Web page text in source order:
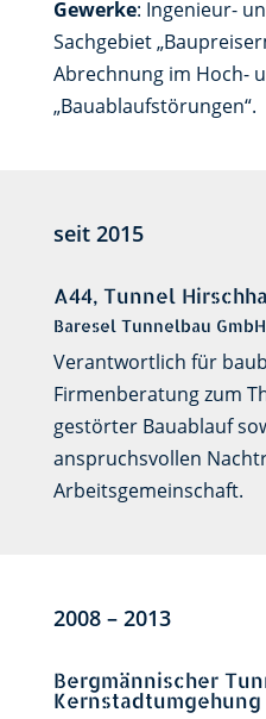
Gewerke: Ingenieur-
Sachgebiet
Abrechnung im Hoch-
„Bauablaufstörungen“.
seit 2015
A44, Tunnel
Baresel Tunnelbau GmbH
Verantwortlich für
Firmenberatung zum
gestörter Bauablauf
anspruchsvollen
Arbeitsgemeinschaft.
2008 – 2013
Bergmännischer